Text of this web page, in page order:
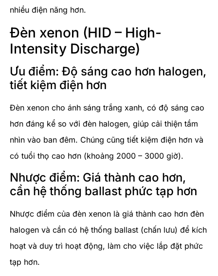
nhiều điện năng hơn.
Đèn xenon (HID – High-
Intensity Discharge)
Ưu điểm: Độ sáng cao hơn halogen,
tiết kiệm điện hơn
Đèn xenon cho ánh sáng trắng xanh, có độ sáng cao
hơn đáng kể so với đèn halogen, giúp cải thiện tầm
nhìn vào ban đêm. Chúng cũng tiết kiệm điện hơn và
có tuổi thọ cao hơn (khoảng 2000 – 3000 giờ).
Nhược điểm: Giá thành cao hơn,
cần hệ thống ballast phức tạp hơn
Nhược điểm của đèn xenon là giá thành cao hơn đèn
halogen và cần có hệ thống ballast (chấn lưu) để kích
hoạt và duy trì hoạt động, làm cho việc lắp đặt phức
tạp hơn.